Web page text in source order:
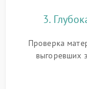
3.
Проверка
выгоревших
всасывания.